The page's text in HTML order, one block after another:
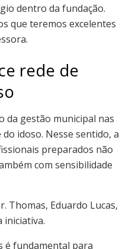
dentro da fundação.
que teremos excelentes
rede de
da gestão municipal nas
idoso. Nesse sentido, a
preparados não
com sensibilidade
Thomas, Eduardo Lucas,
iniciativa.
é fundamental para